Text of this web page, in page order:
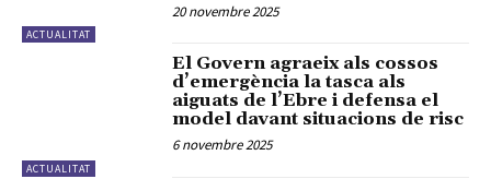
ACTUALITAT
20 novembre 2025
ACTUALITAT
El Govern agraeix als cossos
d’emergència la tasca als
aiguats de l’Ebre i defensa el
model davant situacions de risc
6 novembre 2025